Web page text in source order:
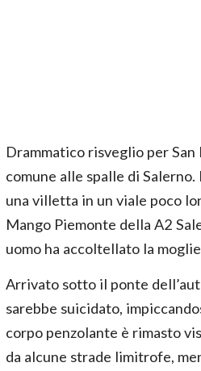
Drammatico risveglio per San
comune alle spalle di
una villetta in un viale poco
Mango Piemonte della A2
uomo ha accoltellato la
Arrivato sotto il ponte
sarebbe suicidato,
corpo penzolante è rimasto
da alcune strade limitrofe,